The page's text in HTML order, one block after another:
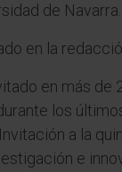
de Navarra.
en la
en más de
los
a la
e